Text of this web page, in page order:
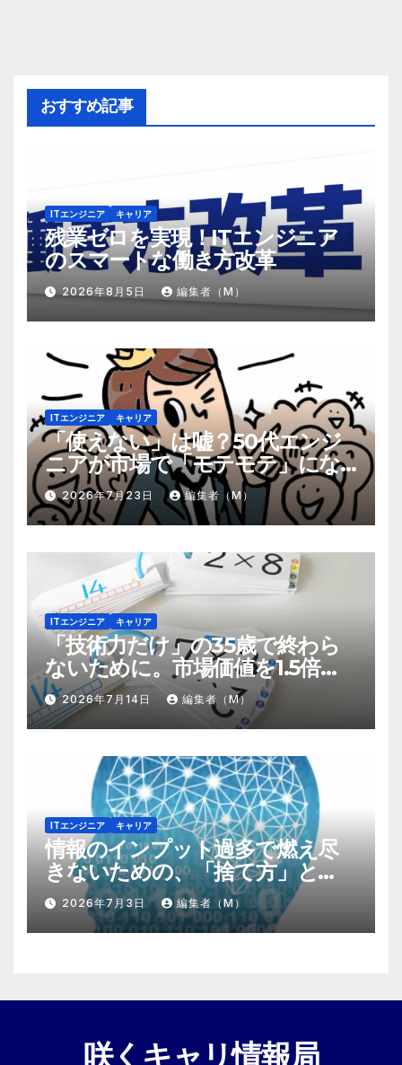
おすすめ記事
ITエンジニア キャリア
残業ゼロを実現！ITエンジニア
のスマートな働き方改革
2026年8月5日 編集者（M）
ITエンジニア キャリア
「使えない」は嘘？50代エンジ
ニアが市場で「モテモテ」にな
るための8個の強み
2026年7月23日 編集者（M）
ITエンジニア キャリア
「技術力だけ」の35歳で終わら
ないために。市場価値を1.5倍に
する『プラスα』の掛け算
2026年7月14日 編集者（M）
ITエンジニア キャリア
情報のインプット過多で燃え尽
きないための、「捨て方」と
「情報の絞り方」
2026年7月3日 編集者（M）
咲くキャリ情報局